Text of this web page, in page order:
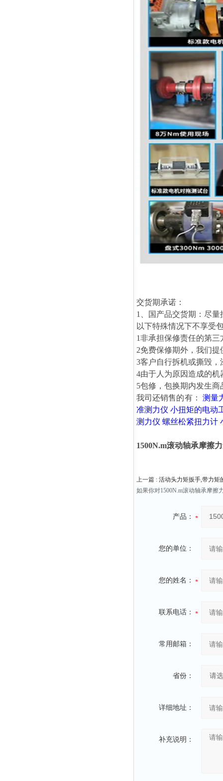
交货期承诺：
1、国产品交货期：尽
以下特殊情况下不享受
1非承担保修责任的第
2免费保修期外，我们
3客户自行拆机或撕毁
4由于人为原因造成的
5包修，包换期内发生
我司还销售的有： 测量
准测力仪 小扭矩的电动
测力仪 螺丝松紧扭力计
1500N.m滚动轴承摩擦
上一篇 : 活动头力矩扳手,带力矩
如果你对1500N.m滚动轴承摩擦
产品：
您的单位：
您的姓名：
联系电话：
常用邮箱：
省份：
详细地址：
补充说明：